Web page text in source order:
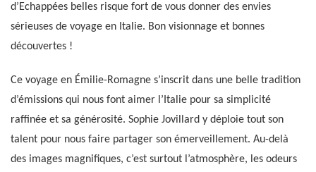
d’Echappées belles risque fort de vous donner des envies
sérieuses de voyage en Italie. Bon visionnage et bonnes
découvertes !
Ce voyage en Émilie-Romagne s’inscrit dans une belle tradition
d’émissions qui nous font aimer l’Italie pour sa simplicité
raffinée et sa générosité. Sophie Jovillard y déploie tout son
talent pour nous faire partager son émerveillement. Au-delà
des images magnifiques, c’est surtout l’atmosphère, les odeurs